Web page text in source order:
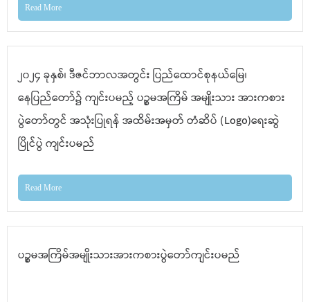
Read More
၂၀၂၄ ခုနှစ်၊ ဒီဇင်ဘာလအတွင်း ပြည်ထောင်စုနယ်မြေ၊
နေပြည်တော်၌ ကျင်းပမည့် ပဉ္စမအကြိမ် အမျိုးသား အားကစား
ပွဲတော်တွင် အသုံးပြုရန် အထိမ်းအမှတ် တံဆိပ် (Logo)ရေးဆွဲ
ပြိုင်ပွဲ ကျင်းပမည်
Read More
ပဉ္စမအကြိမ်အမျိုးသားအားကစားပွဲတော်ကျင်းပမည်